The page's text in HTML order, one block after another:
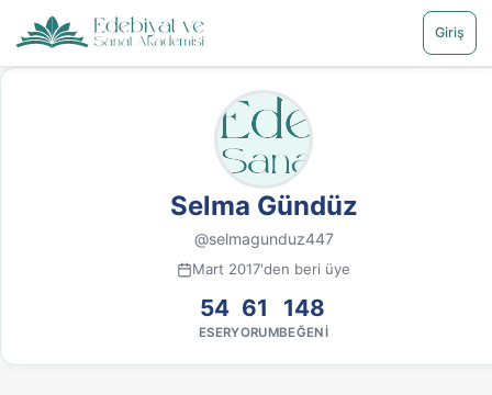
Giriş
Selma Gündüz
@selmagunduz447
Mart 2017'den beri üye
54
ESER
61
YORUM
148
BEĞENI